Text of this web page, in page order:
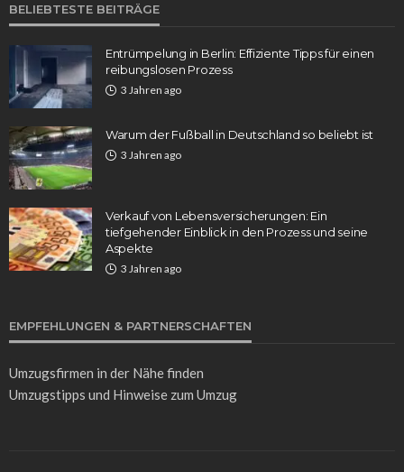
BELIEBTESTE BEITRÄGE
Entrümpelung in Berlin: Effiziente Tipps für einen
reibungslosen Prozess
3 Jahren ago
Warum der Fußball in Deutschland so beliebt ist
3 Jahren ago
Verkauf von Lebensversicherungen: Ein
tiefgehender Einblick in den Prozess und seine
Aspekte
3 Jahren ago
EMPFEHLUNGEN & PARTNERSCHAFTEN
Umzugsfirmen in der Nähefinden
Umzugstipps und Hinweise zum Umzug